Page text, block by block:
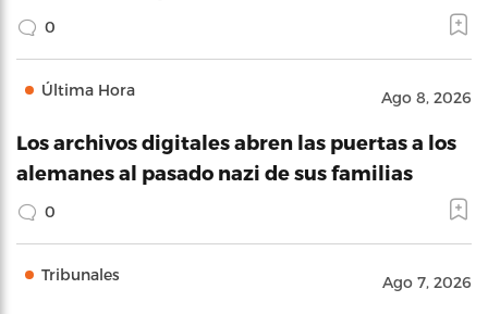
0
Última Hora Ago 8, 2026
Los archivos digitales abren las puertas a los
alemanes al pasado nazi de sus familias
0
Tribunales Ago 7, 2026